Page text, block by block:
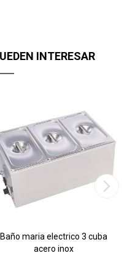
INTERESAR
Baño maria electrico 3 cuba
acero inox